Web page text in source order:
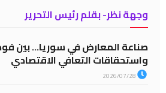
وجهة نظر- بقلم رئيس التحرير
صناعة المعارض في سوريا… بين
واستحقاقات التعافي الاقتصادي